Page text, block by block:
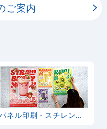
ご案内
パネル印刷・スチレンボード